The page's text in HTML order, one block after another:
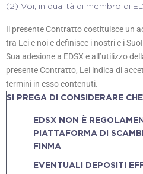
(2) Voi, in qualità di membro di
Il presente Contratto costituisce un
tra Lei e noi e definisce i nostri e i
Sua adesione a EDSX e all’utilizzo
presente Contratto, Lei indica di
termini in esso contenuti.
SI PREGA DI CONSIDERARE
EDSX NON È
PIATTAFORMA DI
FINMA
EVENTUALI DEPOSITI